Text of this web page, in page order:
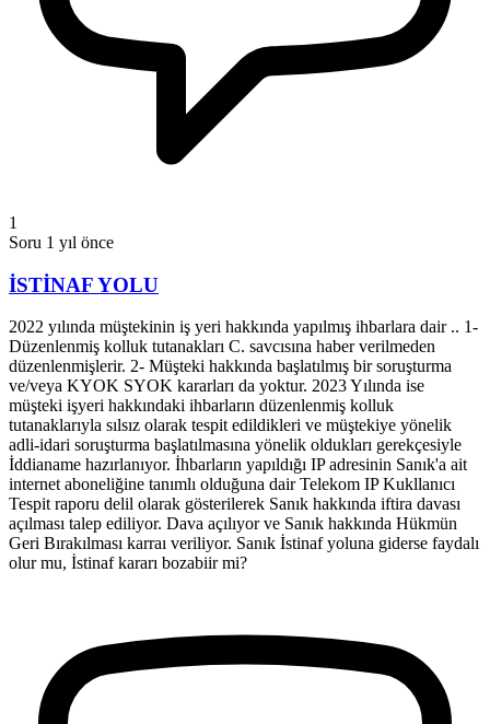
1
Soru 1 yıl önce
İSTİNAF YOLU
2022 yılında müştekinin iş yeri hakkında yapılmış ihbarlara dair .. 1-
Düzenlenmiş kolluk tutanakları C. savcısına haber verilmeden
düzenlenmişlerir. 2- Müşteki hakkında başlatılmış bir soruşturma
ve/veya KYOK SYOK kararları da yoktur. 2023 Yılında ise
müşteki işyeri hakkındaki ihbarların düzenlenmiş kolluk
tutanaklarıyla sılsız olarak tespit edildikleri ve müştekiye yönelik
adli-idari soruşturma başlatılmasına yönelik oldukları gerekçesiyle
İddianame hazırlanıyor. İhbarların yapıldığı IP adresinin Sanık'a ait
internet aboneliğine tanımlı olduğuna dair Telekom IP Kukllanıcı
Tespit raporu delil olarak gösterilerek Sanık hakkında iftira davası
açılması talep ediliyor. Dava açılıyor ve Sanık hakkında Hükmün
Geri Bırakılması karraı veriliyor. Sanık İstinaf yoluna giderse faydalı
olur mu, İstinaf kararı bozabiir mi?